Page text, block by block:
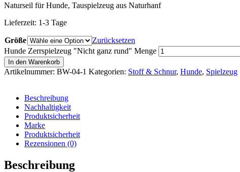
Naturseil für Hunde, Tauspielzeug aus Naturhanf
Lieferzeit: 1-3 Tage
Größe
Zurücksetzen
Hunde Zerrspielzeug "Nicht ganz rund" Menge
In den Warenkorb
Artikelnummer: BW-04-1 Kategorien: Stoff & Schnur, Hunde, Spielzeug
Beschreibung
Nachhaltigkeit
Produktsicherheit
Marke
Produktsicherheit
Rezensionen (0)
Beschreibung